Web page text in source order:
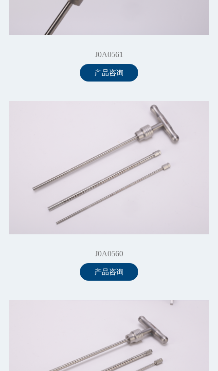
J0A0561
产品咨询
J0A0560
产品咨询